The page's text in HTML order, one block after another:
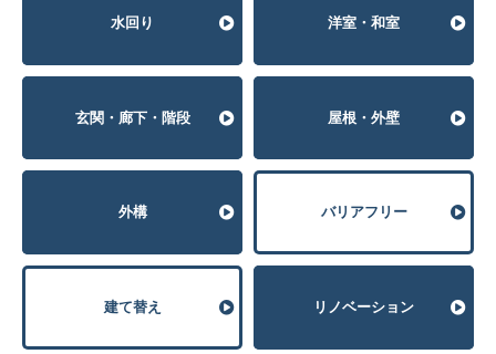
⽔回り 洋室・和室
玄関・廊下・階段 屋根・外壁
外構 バリアフリー
建て替え リノベーション